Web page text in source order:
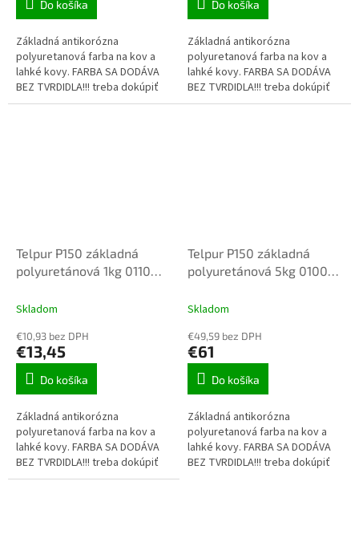
Do košíka
Základná antikorózna
polyuretanová farba na kov a
lahké kovy. FARBA SA DODÁVA
BEZ TVRDIDLA!!! treba dokúpiť
tvrdidlo TELHARD PUR
Do košíka
Základná antikorózna
polyuretanová farba na kov a
lahké kovy. FARBA SA DODÁVA
BEZ TVRDIDLA!!! treba dokúpiť
tvrdidlo TELHARD PUR
Telpur P150 základná
polyuretánová 1kg 0110
Skladom
€10,93 bez DPH
€13,45
Do košíka
Základná antikorózna
polyuretanová farba na kov a
lahké kovy. FARBA SA DODÁVA
BEZ TVRDIDLA!!! treba dokúpiť
tvrdidlo TELHARD PUR
Telpur P150 základná
polyuretánová 5kg 0100
Skladom
€49,59 bez DPH
€61
Do košíka
Základná antikorózna
polyuretanová farba na kov a
lahké kovy. FARBA SA DODÁVA
BEZ TVRDIDLA!!! treba dokúpiť